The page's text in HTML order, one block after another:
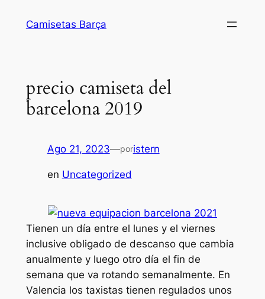
Camisetas Barça
precio camiseta del
barcelona 2019
Ago 21, 2023—poristern
en Uncategorized
Tienen un día entre el lunes y el viernes
inclusive obligado de descanso que cambia
anualmente y luego otro día el fin de
semana que va rotando semanalmente. En
Valencia los taxistas tienen regulados unos